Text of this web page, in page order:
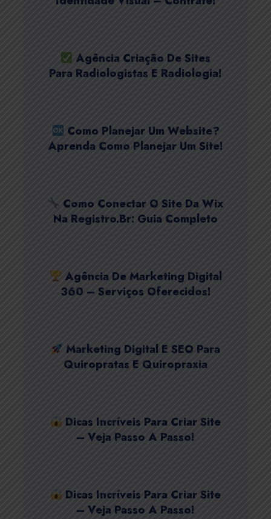
Agência Criação De Sites
Para Radiologistas E Radiologia!
Como Planejar Um Website?
Aprenda Como Planejar Um Site!
Como Conectar O Site Da Wix
Na Registro.Br: Guia Completo
Agência De Marketing Digital
360 – Serviços Oferecidos!
Marketing Digital E SEO Para
Quiropratas E Quiropraxia
Dicas Incríveis Para Criar Site
– Veja Passo A Passo!
Dicas Incríveis Para Criar Site
– Veja Passo A Passo!